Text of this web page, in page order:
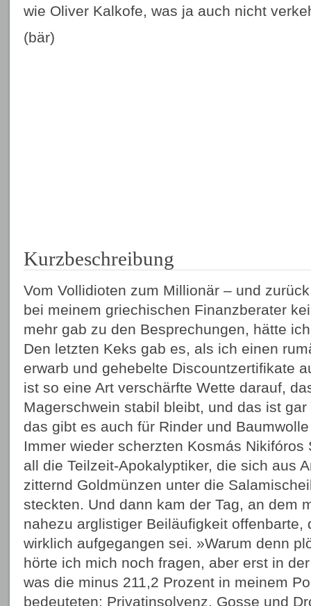
wie Oliver Kalkofe, was ja auch nicht
(bär)
Kurzbeschreibung
Vom Vollidioten zum Millionär – und
bei meinem griechischen Finanzberater
mehr gab zu den Besprechungen, hätte
Den letzten Keks gab es, als ich einen
erwarb und gehebelte Discountzertifikate
ist so eine Art verschärfte Wette darauf,
Magerschwein stabil bleibt, und das ist
das gibt es auch für Rinder und
Immer wieder scherzten Kosmás
all die Teilzeit-Apokalyptiker, die sich aus
zitternd Goldmünzen unter die
steckten. Und dann kam der Tag, an dem
nahezu arglistiger Beiläufigkeit offenbarte,
wirklich aufgegangen sei. »Warum denn
hörte ich mich noch fragen, aber erst in
was die minus 211,2 Prozent in meinem
bedeuteten: Privatinsolvenz, Gosse und